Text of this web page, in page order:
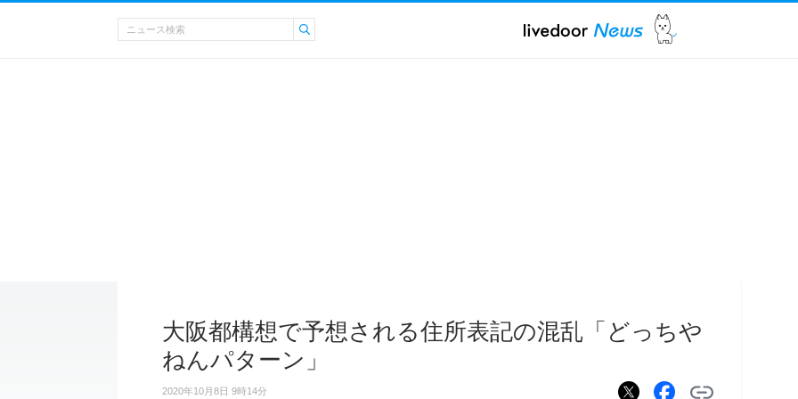
大阪都構想で予想される住所表記の混乱「どっちや
ねんパターン」
2020年10月8日 9時14分